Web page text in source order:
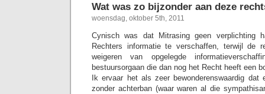
Wat was zo bijzonder aan deze
woensdag, oktober 5th, 2011
Cynisch was dat Mitrasing geen verplichting
Rechters informatie te verschaffen, terwijl de
weigeren van opgelegde
bestuursorgaan die dan nog het Recht heeft een
Ik ervaar het als zeer bewonderenswaardig
zonder achterban (waar waren al die